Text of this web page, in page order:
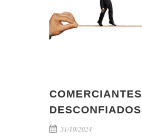
COMERCIANTES
DESCONFIADOS
31/10/2024